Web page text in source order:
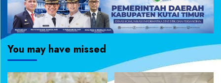
You may have missed